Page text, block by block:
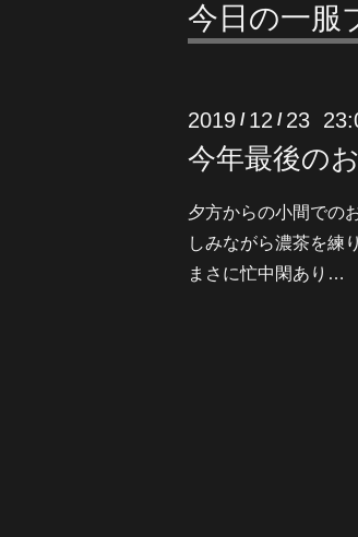
今日の一服
2019 / 12 / 23
今年最後の
夕方からの小間での
しみながら濃茶を練
まさに忙中閑あり…